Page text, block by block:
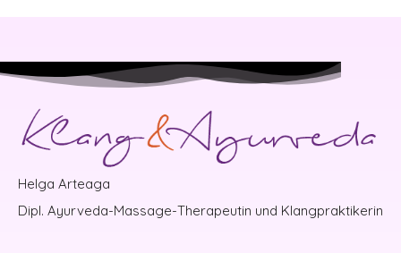
Helga Arteaga
Dipl. Ayurveda-Massage-Therapeutin und Klangpraktikerin